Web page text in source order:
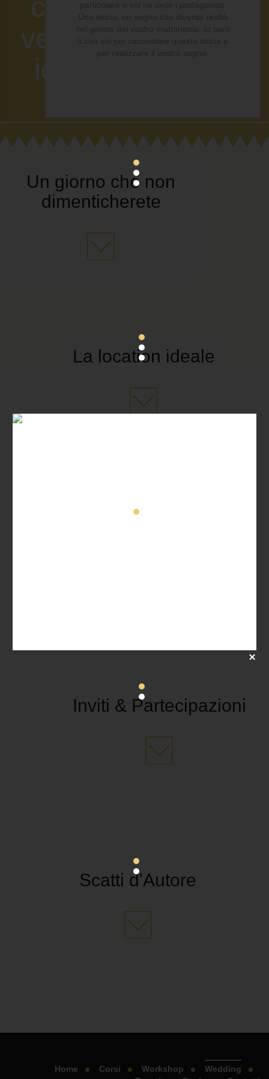
cammino in due
verso la luce di un
ideale comune
Un giorno che non
dimenticherete
La location ideale
Inviti & Partecipazioni
Scatti d'Autore
Home Corsi Workshop
Wedding